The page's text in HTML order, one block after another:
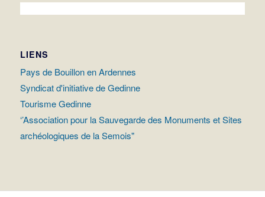
LIENS
Pays de Bouillon en Ardennes
Syndicat d'initiative de Gedinne
Tourisme Gedinne
‘’Association pour la Sauvegarde des Monuments et Sites
archéologiques de la Semois"